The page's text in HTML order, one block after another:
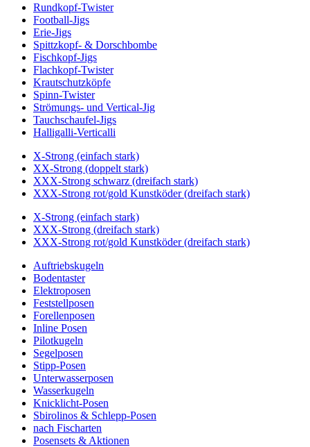
Rundkopf-Twister
Football-Jigs
Erie-Jigs
Spittzkopf- & Dorschbombe
Fischkopf-Jigs
Flachkopf-Twister
Krautschutzköpfe
Spinn-Twister
Strömungs- und Vertical-Jig
Tauchschaufel-Jigs
Halligalli-Verticalli
X-Strong (einfach stark)
XX-Strong (doppelt stark)
XXX-Strong schwarz (dreifach stark)
XXX-Strong rot/gold Kunstköder (dreifach stark)
X-Strong (einfach stark)
XXX-Strong (dreifach stark)
XXX-Strong rot/gold Kunstköder (dreifach stark)
Auftriebskugeln
Bodentaster
Elektroposen
Feststellposen
Forellenposen
Inline Posen
Pilotkugeln
Segelposen
Stipp-Posen
Unterwasserposen
Wasserkugeln
Knicklicht-Posen
Sbirolinos & Schlepp-Posen
nach Fischarten
Posensets & Aktionen